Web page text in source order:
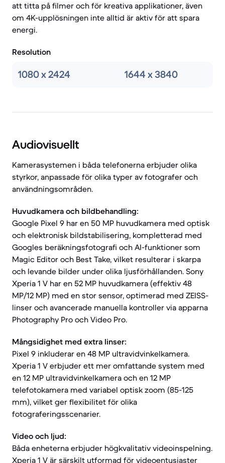
att titta på filmer och för kreativa applikationer, även
om 4K-upplösningen inte alltid är aktiv för att spara
energi.
Resolution
1080 x 2424 1644 x 3840
Audiovisuellt
Kamerasystemen i båda telefonerna erbjuder olika
styrkor, anpassade för olika typer av fotografer och
användningsområden.
Huvudkamera och bildbehandling:
Google Pixel 9 har en 50 MP huvudkamera med optisk
och elektronisk bildstabilisering, kompletterad med
Googles beräkningsfotografi och AI-funktioner som
Magic Editor och Best Take, vilket resulterar i skarpa
och levande bilder under olika ljusförhållanden. Sony
Xperia 1 V har en 52 MP huvudkamera (effektiv 48
MP/12 MP) med en stor sensor, optimerad med ZEISS-
linser och avancerade manuella kontroller via apparna
Photography Pro och Video Pro.
Mångsidighet med extra linser:
Pixel 9 inkluderar en 48 MP ultravidvinkelkamera.
Xperia 1 V erbjuder ett mer omfattande system med
en 12 MP ultravidvinkelkamera och en 12 MP
telefotokamera med variabel optisk zoom (85-125
mm), vilket ger flexibilitet för olika
fotograferingsscenarier.
Video och ljud:
Båda enheterna erbjuder högkvalitativ videoinspelning.
Xperia 1 V är särskilt utformad för videoentusiaster